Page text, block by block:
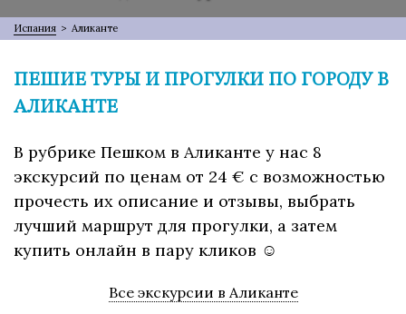
Испания > Аликанте
ПЕШИЕ ТУРЫ И ПРОГУЛКИ ПО ГОРОДУ В
АЛИКАНТЕ
В рубрике Пешком в Аликанте у нас 8
экскурсий по ценам от 24 € с возможностью
прочесть их описание и отзывы, выбрать
лучший маршрут для прогулки, а затем
купить онлайн в пару кликов ☺
Все экскурсии в Аликанте